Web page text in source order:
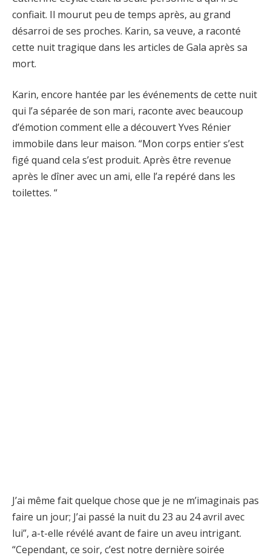
confiait. Il mourut peu de temps après, au grand
désarroi de ses proches. Karin, sa veuve, a raconté
cette nuit tragique dans les articles de Gala après sa
mort.
Karin, encore hantée par les événements de cette nuit
qui l’a séparée de son mari, raconte avec beaucoup
d’émotion comment elle a découvert Yves Rénier
immobile dans leur maison. “Mon corps entier s’est
figé quand cela s’est produit. Après être revenue
après le dîner avec un ami, elle l’a repéré dans les
toilettes. “
J’ai même fait quelque chose que je ne m’imaginais pas
faire un jour; J’ai passé la nuit du 23 au 24 avril avec
lui”, a-t-elle révélé avant de faire un aveu intrigant.
“Cependant, ce soir, c’est notre dernière soirée